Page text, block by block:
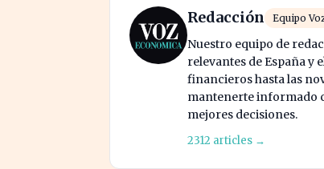
Redacción Equipo
Nuestro equipo de
relevantes de España y
financieros hasta las
mantenerte informado
mejores decisiones.
2312 articles →